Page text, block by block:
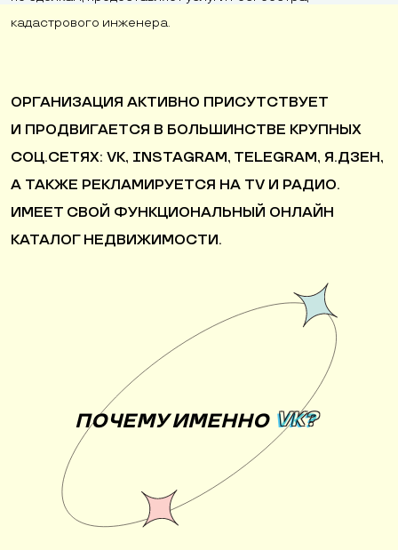
кадастрового инженера.
ОРГАНИЗАЦИЯ АКТИВНО ПРИСУТСТВУЕТ
И ПРОДВИГАЕТСЯ В БОЛЬШИНСТВЕ КРУПНЫХ
СОЦ.СЕТЯХ: VK, INSTAGRAM, TELEGRAM, Я.ДЗЕН,
А ТАКЖЕ РЕКЛАМИРУЕТСЯ НА TV И РАДИО.
ИМЕЕТ СВОЙ ФУНКЦИОНАЛЬНЫЙ ОНЛАЙН
КАТАЛОГ НЕДВИЖИМОСТИ.
ПОЧЕМУ ИМЕННО VK?
VK?